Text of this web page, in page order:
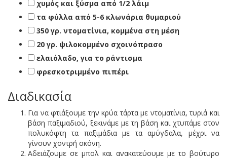
χυμός και ξύσμα από 1/2 λάιμ
τα φύλλα από 5-6 κλωνάρια θυμαριού
350 γρ. ντοματίνια, κομμένα στη μέση
20 γρ. ψιλοκομμένο σχοινόπρασο
ελαιόλαδο, για το ράντισμα
φρεσκοτριμμένο πιπέρι
Διαδικασία
Για να φτιάξουμε την κρύα τάρτα με ντοματίνια, τυριά και
βάση παξιμαδιού, ξεκινάμε με τη βάση και χτυπάμε στον
πολυκόφτη τα παξιμάδια με τα αμύγδαλα, μέχρι να
γίνουν χοντρή σκόνη.
Αδειάζουμε σε μπολ και ανακατεύουμε με το βούτυρο